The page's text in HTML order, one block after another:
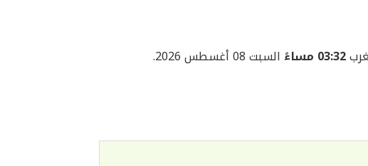
03:32 مساءً
السبت 08 أغسطس 2026.